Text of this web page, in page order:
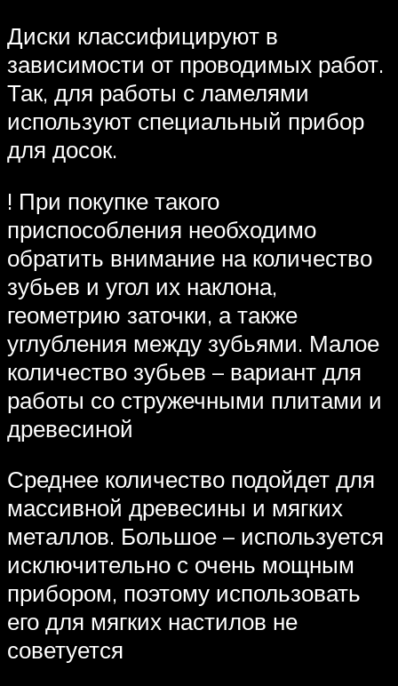
Диски классифицируют в
зависимости от проводимых работ.
Так, для работы с ламелями
используют специальный прибор
для досок.
! При покупке такого
приспособления необходимо
обратить внимание на количество
зубьев и угол их наклона,
геометрию заточки, а также
углубления между зубьями. Малое
количество зубьев – вариант для
работы со стружечными плитами и
древесиной
Среднее количество подойдет для
массивной древесины и мягких
металлов. Большое – используется
исключительно с очень мощным
прибором, поэтому использовать
его для мягких настилов не
советуется